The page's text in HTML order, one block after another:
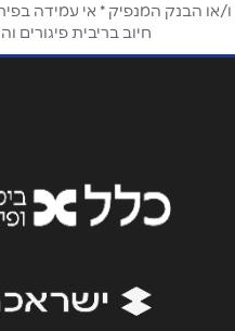
ו/או הבנק המנפיק * אי עמידה
חיוב בריבית פיגורים